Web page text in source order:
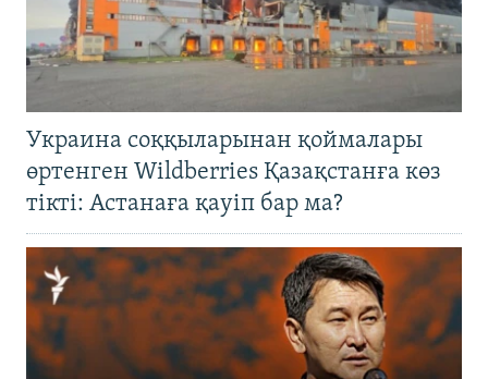
Украина соққыларынан қоймалары
өртенген Wildberries Қазақстанға көз
тікті: Астанаға қауіп бар ма?